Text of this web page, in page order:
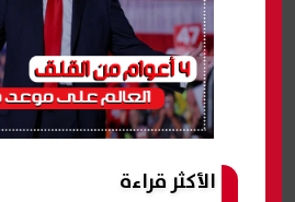
الأكثر قراءة